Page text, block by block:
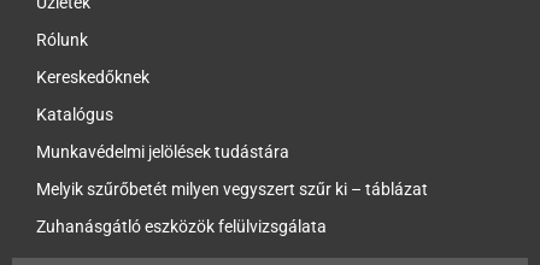
Rólunk
Kereskedőknek
Katalógus
Munkavédelmi jelölések tudástára
Melyik szűrőbetét milyen vegyszert szűr ki – táblázat
Zuhanásgátló eszközök felülvizsgálata